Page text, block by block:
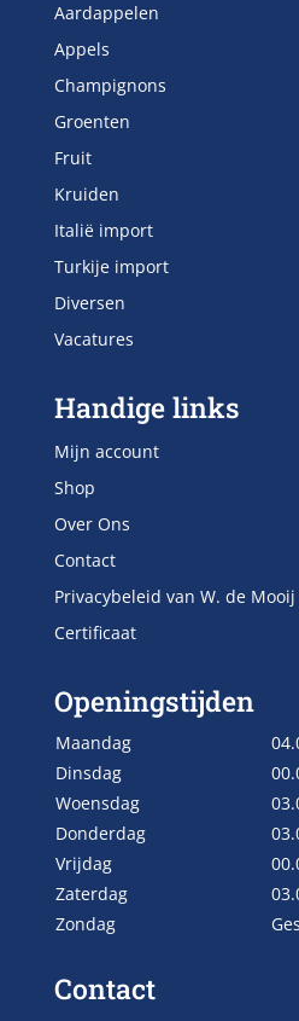
Aardappelen
Appels
Champignons
Groenten
Fruit
Kruiden
Italië import
Turkije import
Diversen
Vacatures
Handige links
Mijn account
Shop
Over Ons
Contact
Privacybeleid van W. de Mooij
Certificaat
Openingstijden
Maandag
Dinsdag
Woensdag
Donderdag
Vrijdag
Zaterdag
Zondag
Contact